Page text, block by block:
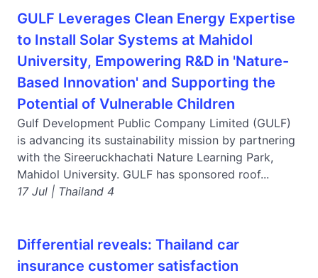
GULF Leverages Clean Energy Expertise
to Install Solar Systems at Mahidol
University, Empowering R&D in 'Nature-
Based Innovation' and Supporting the
Potential of Vulnerable Children
Gulf Development Public Company Limited (GULF)
is advancing its sustainability mission by partnering
with the Sireeruckhachati Nature Learning Park,
Mahidol University. GULF has sponsored roof...
17 Jul | Thailand 4
Differential reveals: Thailand car
insurance customer satisfaction